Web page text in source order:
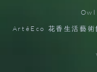
ArtêEco 花香生活藝